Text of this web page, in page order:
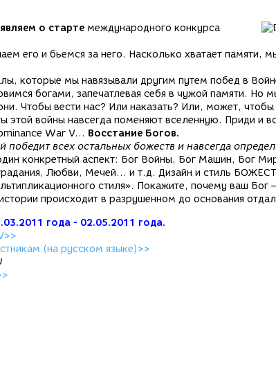
о старте международного конкурса
его и бьемся за него. Насколько хватает памяти,
которые мы навязывали другим путем побед в
богами, запечатлевая себя в чужой памяти. Но
Чтобы вести нас? Или наказать? Или, может, чтобы
этой войны навсегда поменяют вселенную. Приди и
War V... Восстание Богов.
всех остальных божеств и навсегда
конкретный аспект: Бог Войны, Бог Машин, Бог
Любви, Мечей... и т.д. Дизайн и стиль
стиля». Покажите, почему ваш Бог
происходит в разрушенном до основания
года - 02.05.2011 года.
(на русском языке)>>